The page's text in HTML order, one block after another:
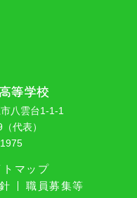
等学校
八雲台1-1-1
代表）
トマップ
職員募集等